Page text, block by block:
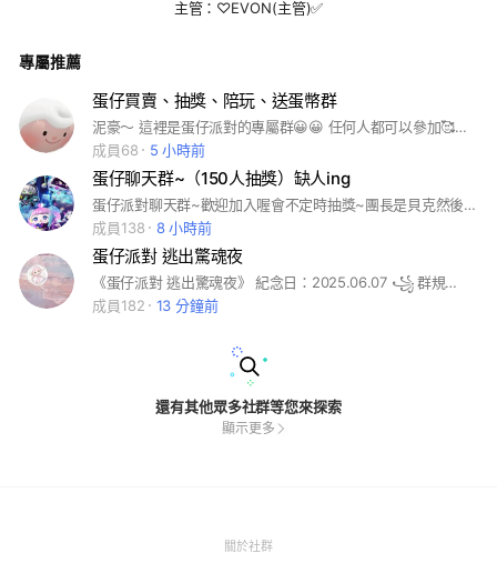
主管：♡EVON(主管)✅️
專屬推薦
蛋仔買賣、抽獎、陪玩、送蛋幣群
泥豪～ 這裡是蛋仔派對的專屬群😀😀 任何人都可以參加🥰🥰 大家和平相處，快快樂樂的聊天❤️ 偶爾也會辦抽獎🤑🤑🤑🤑🤑 還可以找陪玩❗️❗️ 技術圈贏我的會送蛋幣🤑🤑🤑🤑🤑 都看到這裡了還不進來？ 趕快進來這個休閒娛樂的社群吧！
成員68
5 小時前
蛋仔聊天群~（150人抽獎）缺人ing
蛋仔派對聊天群~歡迎加入喔會不定時抽獎~團長是貝克然後記得玩的開心~
成員138
8 小時前
蛋仔派對 逃出驚魂夜
《蛋仔派對 逃出驚魂夜》 紀念日：2025.06.07 ꧁ 群規꧂ ❥本群嚴禁色情⬩血腥⬩暴力 ❥不要進管理群⟦除非妳是管理員&管の小號 ⟧ ❥做一個有禮貌的好寶寶୨୧⋆ ❥不玩門▶ ❥ ⁂不騷擾別人⁂敲重要‼️ ꧁ 福利꧂ ✎常常在群裡冒泡泡🫧，可能有一天你就有小皇冠♛啦～ ❥ 衝250人ing ⇨你們選福利+合作 🎀咩！
成員182
13 分鐘前
還有其他眾多社群等您來探索
顯示更多
關於社群(Open